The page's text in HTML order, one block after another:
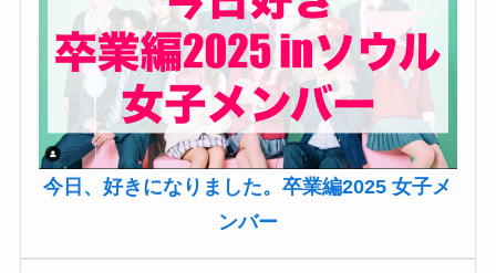
今日、好きになりました。卒業編2025 女子メ
ンバー